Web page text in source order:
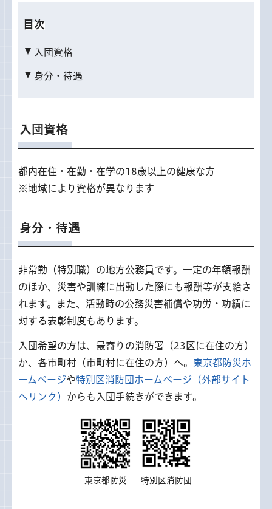
目次
入団資格
身分・待遇
入団資格
都内在住・在勤・在学の18歳以上の健康な方
※地域により資格が異なります
身分・待遇
非常勤（特別職）の地方公務員です。一定の年額報酬
のほか、災害や訓練に出動した際にも報酬等が支給さ
れます。また、活動時の公務災害補償や功労・功績に
対する表彰制度もあります。
入団希望の方は、最寄りの消防署（23区に在住の方）
か、各市町村（市町村に在住の方）へ。 東京都防災ホ
ームページや特別区消防団ホームページ（外部サイト
へリンク） からも入団手続きができます。
東京都防災 特別区消防団